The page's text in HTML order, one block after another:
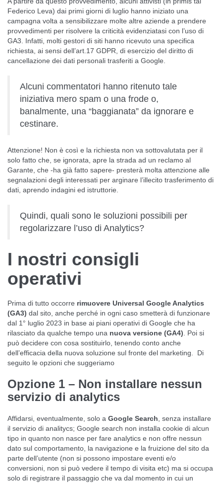
Federico Leva) dai primi giorni di luglio hanno iniziato una
campagna volta a sensibilizzare molte altre aziende a prendere
provvedimenti per risolvere la criticità evidenziatasi con l’uso di
GA3. Infatti, molti gestori di siti hanno ricevuto una specifica
richiesta, ai sensi dell’art.17 GDPR, di esercizio del diritto di
cancellazione dei dati personali trasferiti a Google.
Alcuni commentatori hanno ritenuto tale
iniziativa mero spam o una frode o,
banalmente, una “baggianata” da ignorare e
cestinare.
Attenzione! Non è così e la richiesta non va sottovalutata per il
solo fatto che, se ignorata, apre la strada ad un reclamo al
Garante, che -ha già fatto sapere- presterà molta attenzione alle
segnalazioni degli interessati per arginare l’illecito trasferimento di
dati, aprendo indagini ed istruttorie.
Quindi, quali sono le soluzioni possibili per
regolarizzare l’uso di Analytics?
I nostri consigli
operativi
Prima di tutto occorre rimuovere Universal Google Analytics
(GA3) dal sito, anche perché in ogni caso smetterà di funzionare
dal 1° luglio 2023 in base ai piani operativi di Google che ha
rilasciato da qualche tempo una nuova versione (GA4) . Poi si
può decidere con cosa sostituirlo, tenendo conto anche
dell’efficacia della nuova soluzione sul fronte del marketing. Di
seguito le opzioni che suggeriamo
Opzione 1 – Non installare nessun
servizio di analytics
Affidarsi, eventualmente, solo a Google Search , senza installare
il servizio di analitycs; Google search non installa cookie di alcun
tipo in quanto non nasce per fare analytics e non offre nessun
dato sul comportamento, la navigazione e la fruizione del sito da
parte dell’utente (non si possono impostare eventi e/o
conversioni, non si può vedere il tempo di visita etc) ma si occupa
solo di registrare il passaggio che va dal momento in cui un